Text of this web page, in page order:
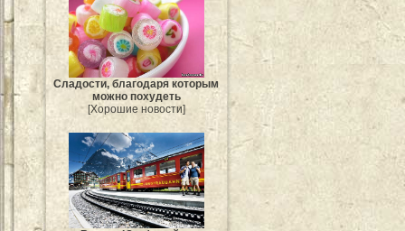
Сладости, благодаря которым
можно похудеть
[Хорошие новости]